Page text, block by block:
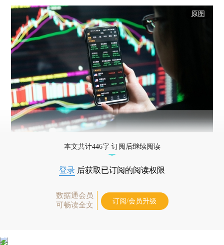
原图
本文共计446字 订阅后继续阅读
登录 后获取已订阅的阅读权限
数据通会员
可畅读全文
订阅/会员升级